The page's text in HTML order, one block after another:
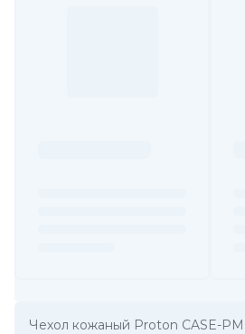
Чехол кожаный Proton CASE-